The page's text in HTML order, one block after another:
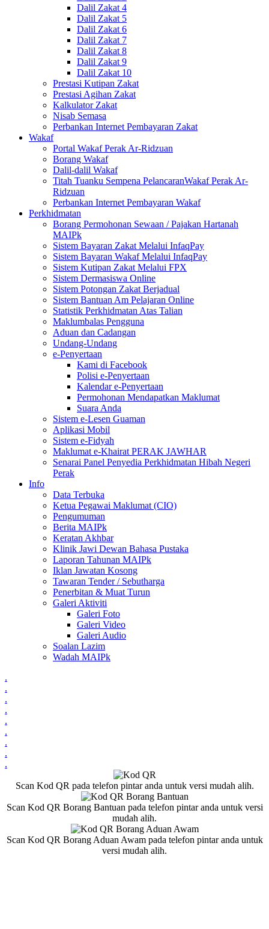
Dalil Zakat 4
Dalil Zakat 5
Dalil Zakat 6
Dalil Zakat 7
Dalil Zakat 8
Dalil Zakat 9
Dalil Zakat 10
Prestasi Kutipan Zakat
Prestasi Agihan Zakat
Kalkulator Zakat
Nisab Semasa
Perbankan Internet Pembayaran Zakat
Wakaf
Portal Wakaf Perak Ar-Ridzuan
Borang Wakaf
Dalil-dalil Wakaf
Titah Tuanku Sempena PelancaranWakaf Perak Ar-
Ridzuan
Perbankan Internet Pembayaran Wakaf
Perkhidmatan
Borang Permohonan Sewaan / Pajakan Hartanah
MAIPk
Sistem Bayaran Zakat Melalui InfaqPay
Sistem Bayaran Wakaf Melalui InfaqPay
Sistem Kutipan Zakat Melalui FPX
Sistem Dermasiswa Online
Sistem Potongan Zakat Berjadual
Sistem Bantuan Am Pelajaran Online
Statistik Perkhidmatan Atas Talian
Maklumbalas Pengguna
Aduan dan Cadangan
Undang-Undang
e-Penyertaan
Kami di Facebook
Polisi e-Penyertaan
Kalendar e-Penyertaan
Permohonan Mendapatkan Maklumat
Suara Anda
Sistem e-Lesen Guaman
Aplikasi Mobil
Sistem e-Fidyah
Maklumat e-Khairat PERAK JAWHAR
Senarai Panel Penyedia Perkhidmatan Hibah Negeri
Perak
Info
Data Terbuka
Ketua Pegawai Maklumat (CIO)
Pengumuman
Berita MAIPk
Keratan Akhbar
Klinik Jawi Dewan Bahasa Pustaka
Laporan Tahunan MAIPk
Iklan Jawatan Kosong
Tawaran Tender / Sebutharga
Penerbitan & Muat Turun
Galeri Aktiviti
Galeri Foto
Galeri Video
Galeri Audio
Soalan Lazim
Wadah MAIPk
.
.
.
.
.
.
.
.
.
Scan Kod QR pada telefon pintar anda untuk versi mudah alih.
Scan Kod QR Borang Bantuan pada telefon pintar anda untuk versi
mudah alih.
Scan Kod QR Borang Aduan Awam pada telefon pintar anda untuk
versi mudah alih.